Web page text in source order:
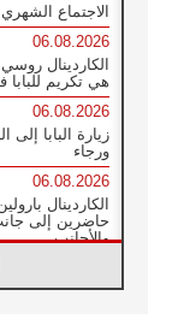
الاجتماع
06.08.2026
الكاردينال
هي تكريم
06.08.2026
زيارة البابا
ورجاء
06.08.2026
الكاردينال
حاضرين إلى
والأجانب
البابا لاوُن